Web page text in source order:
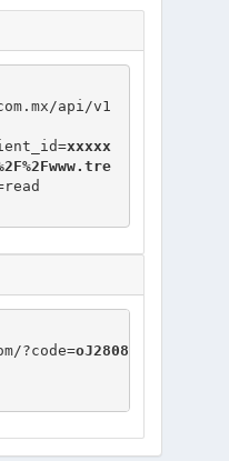
api/v1
xxxxx
?code=oJ2808JQn1USgdn